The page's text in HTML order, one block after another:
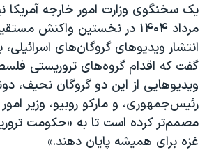
مرداد ۱۴۰۴ در نخستین واکنش
انتشار ویدیوهای گروگان‌های
گفت که اقدام گروه‌های تروریستی
ویدیوهایی از این دو گروگان نحیف،
رئیس‌جمهوری، و مارکو روبیو، وزیر امور
مصمم‌تر کرده است تا به «حکومت
غزه برای همیشه پایان دهند.»